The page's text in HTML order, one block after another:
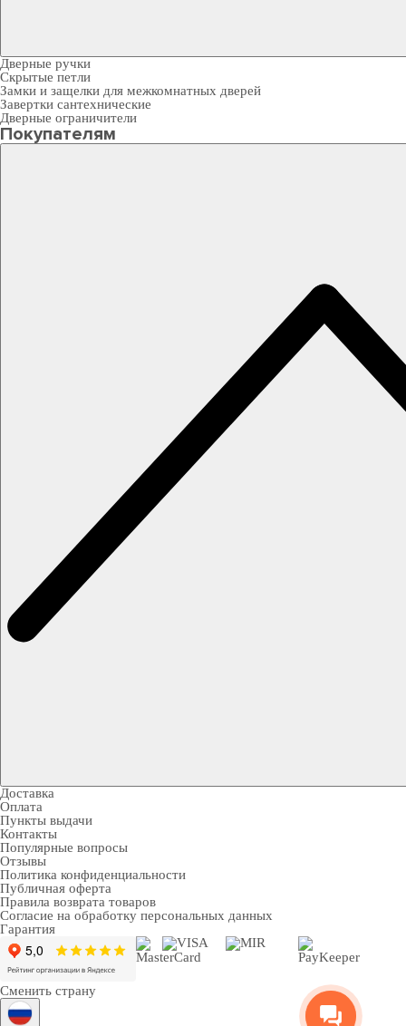
Дверные ручки
Скрытые петли
Замки и защелки для межкомнатных дверей
Завертки сантехнические
Дверные ограничители
Покупателям
Доставка
Оплата
Пункты выдачи
Контакты
Популярные вопросы
Отзывы
Политика конфиденциальности
Публичная оферта
Правила возврата товаров
Согласие на обработку персональных данных
Гарантия
Сменить страну